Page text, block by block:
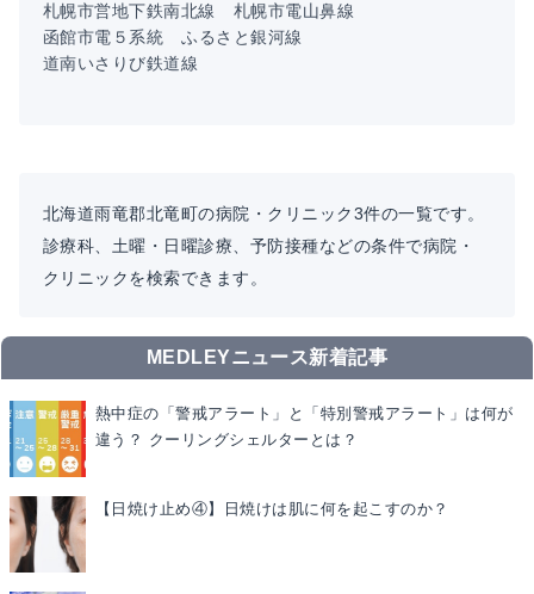
札幌市営地下鉄南北線
札幌市電山鼻線
函館市電５系統
ふるさと銀河線
道南いさりび鉄道線
北海道雨竜郡北竜町の病院・クリニック3件の一覧です。
診療科、土曜・日曜診療、予防接種などの条件で病院・
クリニックを検索できます。
MEDLEYニュース新着記事
熱中症の「警戒アラート」と「特別警戒アラート」は何が
違う？ クーリングシェルターとは？
【日焼け止め④】日焼けは肌に何を起こすのか？